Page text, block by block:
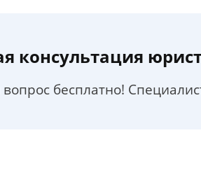
консультация
вопрос бесплатно!